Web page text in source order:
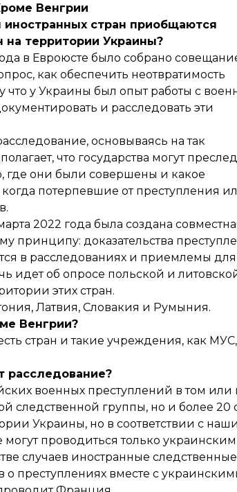
Венгрии
стран приобщаются
на территории Украины?
в Евроюсте было собрано
как обеспечить неотвратимость
что у Украины был опыт работы с
и расследовать эти
основываясь на так
что государства могут
где они были совершены и какое
потерпевшие от преступления
2022 года была создана
принципу: доказательства
в расследованиях и приемлемы
идет об опросе польской и
этих стран.
Латвия, Словакия и Румыния.
Венгрии?
стран и такие учреждения, как МУС,
расследование?
военных преступлений в том или
следственной группы, но и более 20
Украины, но в соответствии с
проводиться только
случаев иностранные следственные
преступлениях вместе с